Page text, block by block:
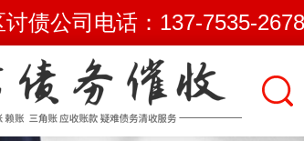
债公司电话： 137-7535-2678